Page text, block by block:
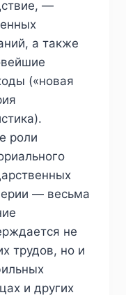
—
а также
(«новая
роли
— весьма
не
трудов, но и
и других